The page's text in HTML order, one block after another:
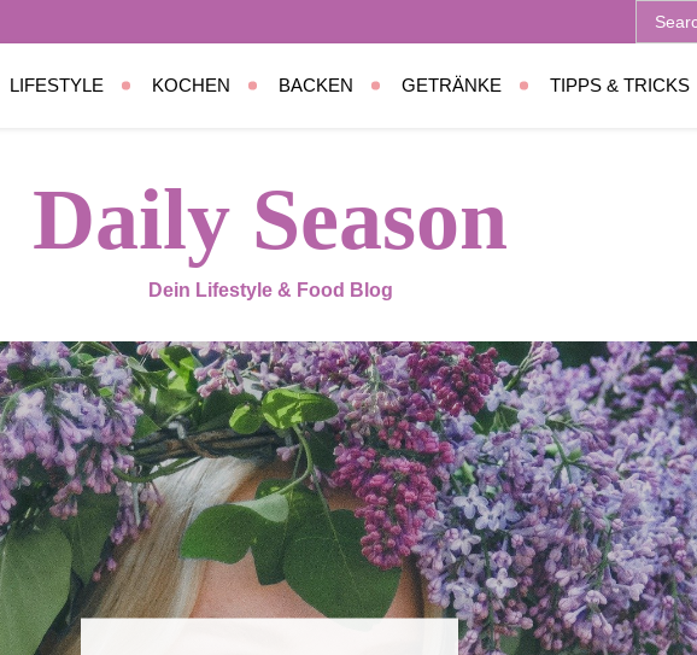
Search
for:
LIFESTYLE KOCHEN BACKEN GETRÄNKE TIPPS & TRICKS
Daily Season
Dein Lifestyle & Food Blog